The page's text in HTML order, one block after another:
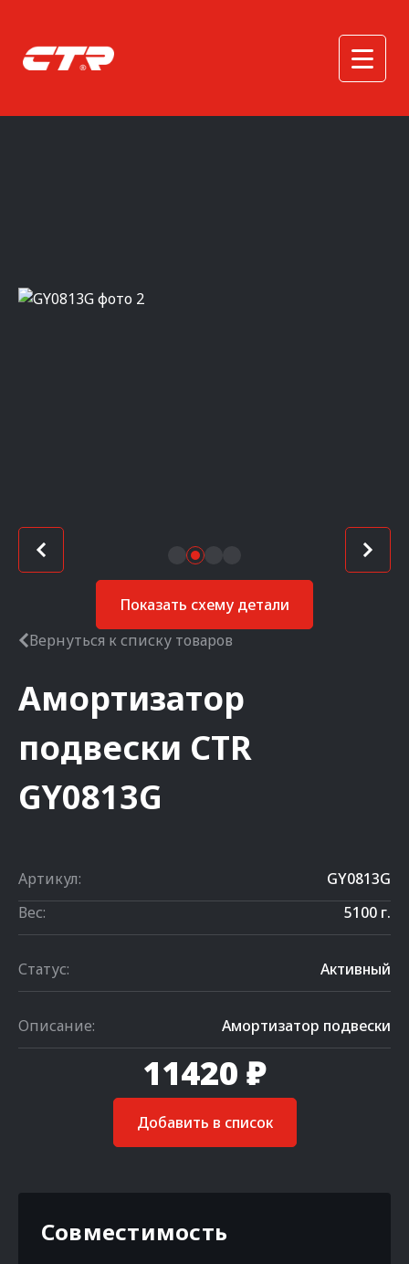
Показать схему детали
Вернуться к списку товаров
Амортизатор
подвески CTR
GY0813G
Артикул:
GY0813G
Вес:
5100 г.
Статус: Активный
Описание: Амортизатор подвески
11420 ₽
Добавить в список
Совместимость